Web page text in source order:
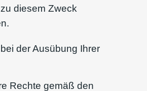
diesem Zweck
der Ausübung Ihrer
Rechte gemäß den